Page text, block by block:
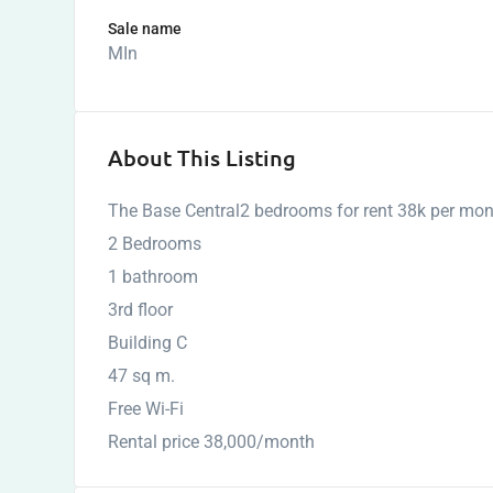
Sale name
MIn
About This Listing
The Base Central2 bedrooms for rent 38k per
2 Bedrooms
1 bathroom
3rd floor
Building C
47 sq m.
Free Wi-Fi
Rental price 38,000/month